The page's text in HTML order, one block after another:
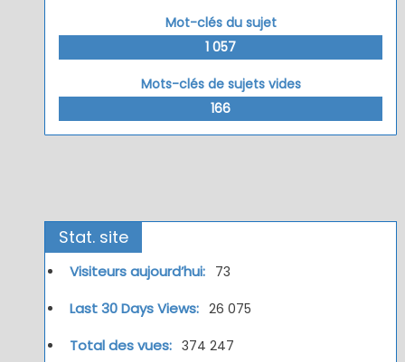
Mot-clés du sujet
1 057
Mots-clés de sujets vides
166
Stat. site
Visiteurs aujourd’hui: 73
Last 30 Days Views: 26 075
Total des vues: 374 247